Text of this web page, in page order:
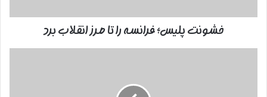
خشونت پلیس؛ فرانسه را تا مرز انقلاب برد